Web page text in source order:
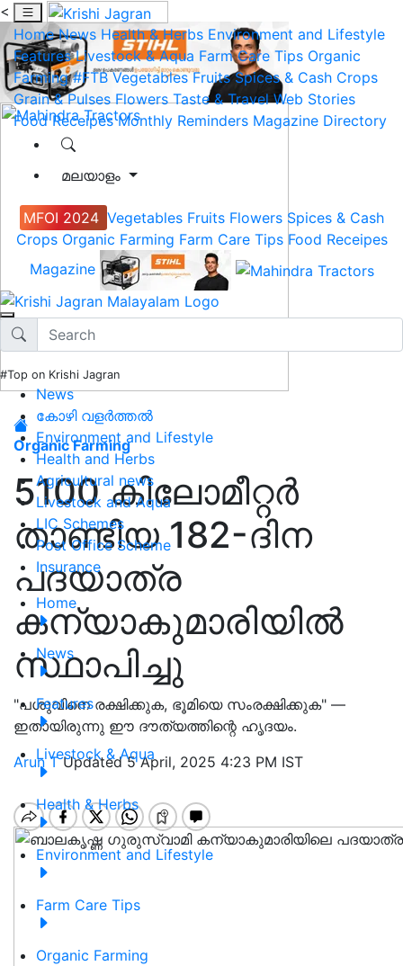
<
Home News Health & Herbs Environment and Lifestyle
Features Livestock & Aqua Farm Care Tips Organic
Farming #FTB Vegetables Fruits Spices & Cash Crops
Grain & Pulses Flowers Taste & Travel Web Stories
Food Receipes Monthly Reminders Magazine Directory
മലയാളം
MFOI 2024 Vegetables Fruits Flowers Spices & Cash
Crops Organic Farming Farm Care Tips Food Receipes
Magazine
#Top on Krishi Jagran
News
കോഴി വളർത്തൽ
Environment and Lifestyle
Health and Herbs
Agricultural news
Livestock and Aqua
LIC Schemes
Post Office Scheme
Insurance
Home
News
Features
Livestock & Aqua
Health & Herbs
Environment and Lifestyle
Farm Care Tips
Organic Farming
Organic Farming
5100 കിലോമീറ്റർ
താണ്ടിയ 182-ദിന
പദയാത്ര
കന്യാകുമാരിയിൽ
സ്ഥാപിച്ചു
"പശുവിനെ രക്ഷിക്കുക, ഭൂമിയെ സംരക്ഷിക്കുക" —
ഇതായിരുന്നു ഈ ദൗത്യത്തിന്റെ ഹൃദയം.
Arun TUpdated 5 April, 2025 4:23 PM IST